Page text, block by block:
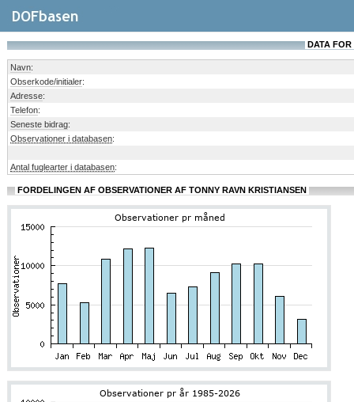
DATA
Navn:
Obserkode/initialer:
Adresse:
Telefon:
Seneste bidrag:
Observationer i databasen:
Antal fuglearter i databasen:
FORDELINGEN AF OBSERVATIONER AF TONNY RAVN KRISTIANSEN